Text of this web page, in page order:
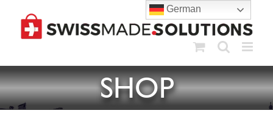
content
SHOP
German